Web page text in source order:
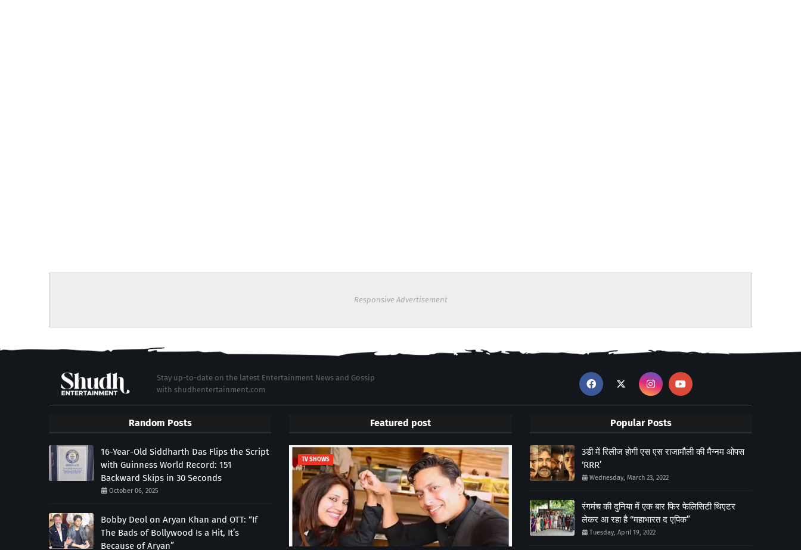
Responsive Advertisement
Stay up-to-date on the latest Entertainment News and Gossip
with shudhentertainment.com
Random Posts
16-Year-Old Siddharth Das Flips the Script
with Guinness World Record: 151
Backward Skips in 30 Seconds
October 06, 2025
Bobby Deol on Aryan Khan and OTT: “If
The Bads of Bollywood Is a Hit, It’s
Because of Aryan”
Featured post
TV SHOWS
Popular Posts
3डी में रिलीज होगी एस एस राजामौली की मैग्नम ओपस
‘RRR’
Wednesday, March 23, 2022
रंगमंच की दुनिया में एक बार फिर फेलिसिटी थिएटर
लेकर आ रहा है “महाभारत द एपिक”
Tuesday, April 19, 2022